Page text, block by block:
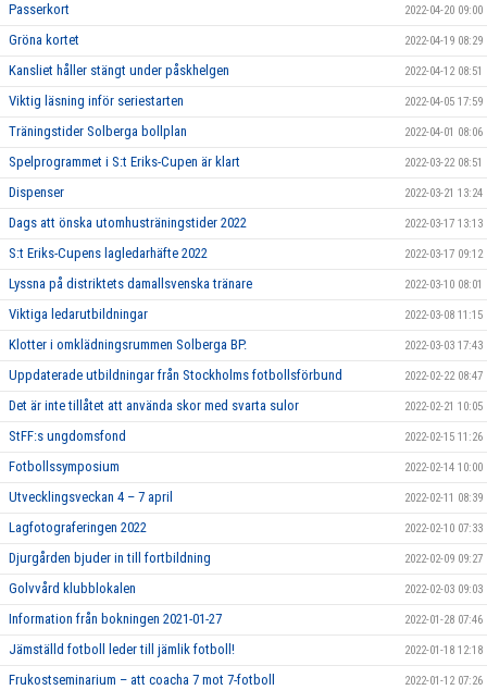
Passerkort 2022-04-20 09:00
Gröna kortet 2022-04-19 08:29
Kansliet håller stängt under påskhelgen 2022-04-12 08:51
Viktig läsning inför seriestarten 2022-04-05 17:59
Träningstider Solberga bollplan 2022-04-01 08:06
Spelprogrammet i S:t Eriks-Cupen är klart 2022-03-22 08:51
Dispenser 2022-03-21 13:24
Dags att önska utomhusträningstider 2022 2022-03-17 13:13
S:t Eriks-Cupens lagledarhäfte 2022 2022-03-17 09:12
Lyssna på distriktets damallsvenska tränare 2022-03-10 08:01
Viktiga ledarutbildningar 2022-03-08 11:15
Klotter i omklädningsrummen Solberga BP. 2022-03-03 17:43
Uppdaterade utbildningar från Stockholms fotbollsförbund 2022-02-22 08:47
Det är inte tillåtet att använda skor med svarta sulor 2022-02-21 10:05
StFF:s ungdomsfond 2022-02-15 11:26
Fotbollssymposium 2022-02-14 10:00
Utvecklingsveckan 4 – 7 april 2022-02-11 08:39
Lagfotograferingen 2022 2022-02-10 07:33
Djurgården bjuder in till fortbildning 2022-02-09 09:27
Golvvård klubblokalen 2022-02-03 09:03
Information från bokningen 2021-01-27 2022-01-28 07:46
Jämställd fotboll leder till jämlik fotboll! 2022-01-18 12:18
Frukostseminarium – att coacha 7 mot 7-fotboll 2022-01-12 07:26